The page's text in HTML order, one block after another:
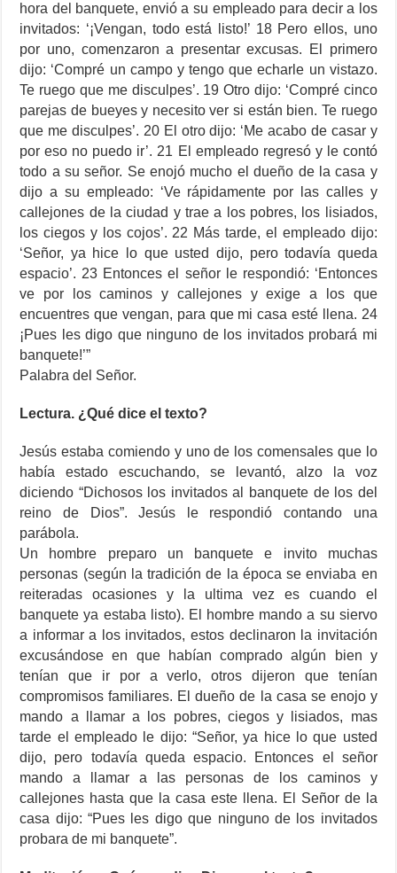
hora del banquete, envió a su empleado para decir a los
invitados: ‘¡Vengan, todo está listo!’ 18 Pero ellos, uno
por uno, comenzaron a presentar excusas. El primero
dijo: ‘Compré un campo y tengo que echarle un vistazo.
Te ruego que me disculpes’. 19 Otro dijo: ‘Compré cinco
parejas de bueyes y necesito ver si están bien. Te ruego
que me disculpes’. 20 El otro dijo: ‘Me acabo de casar y
por eso no puedo ir’. 21 El empleado regresó y le contó
todo a su señor. Se enojó mucho el dueño de la casa y
dijo a su empleado: ‘Ve rápidamente por las calles y
callejones de la ciudad y trae a los pobres, los lisiados,
los ciegos y los cojos’. 22 Más tarde, el empleado dijo:
‘Señor, ya hice lo que usted dijo, pero todavía queda
espacio’. 23 Entonces el señor le respondió: ‘Entonces
ve por los caminos y callejones y exige a los que
encuentres que vengan, para que mi casa esté llena. 24
¡Pues les digo que ninguno de los invitados probará mi
banquete!’”
Palabra del Señor.
Lectura. ¿Qué dice el texto?
Jesús estaba comiendo y uno de los comensales que lo
había estado escuchando, se levantó, alzo la voz
diciendo “Dichosos los invitados al banquete de los del
reino de Dios”. Jesús le respondió contando una
parábola.
Un hombre preparo un banquete e invito muchas
personas (según la tradición de la época se enviaba en
reiteradas ocasiones y la ultima vez es cuando el
banquete ya estaba listo). El hombre mando a su siervo
a informar a los invitados, estos declinaron la invitación
excusándose en que habían comprado algún bien y
tenían que ir por a verlo, otros dijeron que tenían
compromisos familiares. El dueño de la casa se enojo y
mando a llamar a los pobres, ciegos y lisiados, mas
tarde el empleado le dijo: “Señor, ya hice lo que usted
dijo, pero todavía queda espacio. Entonces el señor
mando a llamar a las personas de los caminos y
callejones hasta que la casa este llena. El Señor de la
casa dijo: “Pues les digo que ninguno de los invitados
probara de mi banquete”.